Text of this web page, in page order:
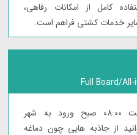
کامل از امکانات رفاهی،
صرف صبحانه در کشتی، ساعت 08:00 صبح ورود به شهر
از جاذبه هایی چون دماغه